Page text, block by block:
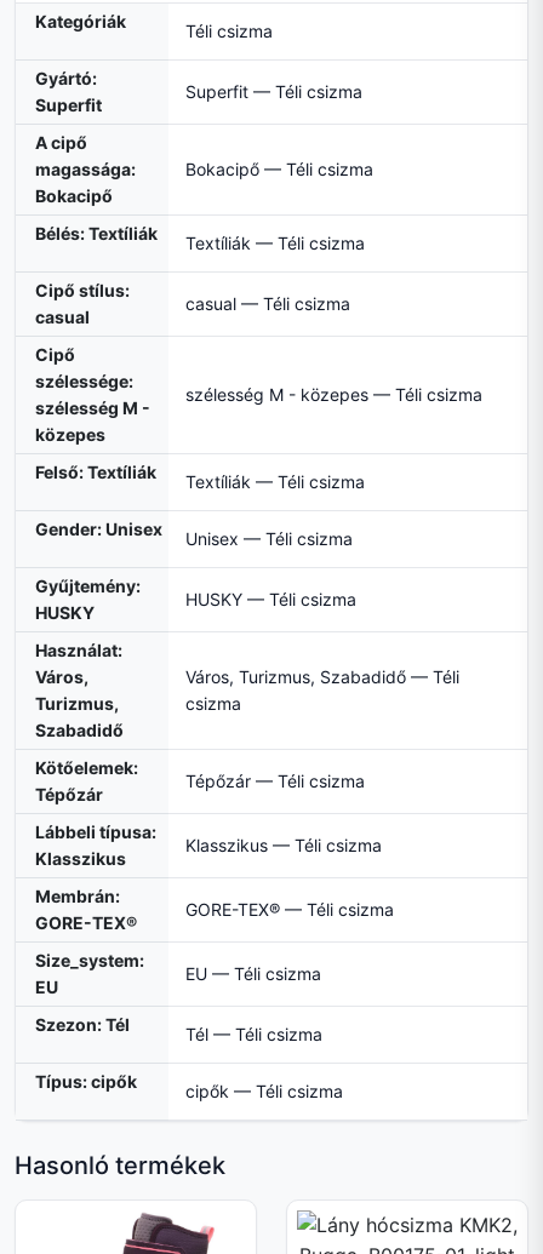
Kategóriák Téli csizma
Gyártó:
Superfit
Superfit — Téli csizma
A cipő
magassága:
Bokacipő
Bokacipő — Téli csizma
Bélés: Textíliák Textíliák — Téli csizma
Cipő stílus:
casual
casual — Téli csizma
Cipő
szélessége:
szélesség M -
közepes
szélesség M - közepes — Téli csizma
Felső: Textíliák Textíliák — Téli csizma
Gender: Unisex Unisex — Téli csizma
Gyűjtemény:
HUSKY
HUSKY — Téli csizma
Használat:
Város,
Turizmus,
Szabadidő
Város, Turizmus, Szabadidő — Téli
csizma
Kötőelemek:
Tépőzár
Tépőzár — Téli csizma
Lábbeli típusa:
Klasszikus
Klasszikus — Téli csizma
Membrán:
GORE-TEX®
GORE-TEX® — Téli csizma
Size_system:
EU
EU — Téli csizma
Szezon: Tél Tél — Téli csizma
Típus: cipők cipők — Téli csizma
Hasonló termékek